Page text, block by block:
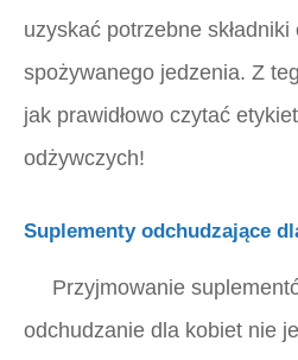
uzyskać potrzebne
spożywanego jedzenia. Z
jak prawidłowo czytać
odżywczych!
Suplementy odchudzające
Przyjmowanie
odchudzanie dla kobiet nie